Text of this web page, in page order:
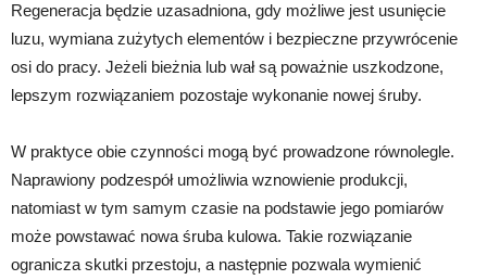
Regeneracja będzie uzasadniona, gdy możliwe jest usunięcie
luzu, wymiana zużytych elementów i bezpieczne przywrócenie
osi do pracy. Jeżeli bieżnia lub wał są poważnie uszkodzone,
lepszym rozwiązaniem pozostaje wykonanie nowej śruby.
W praktyce obie czynności mogą być prowadzone równolegle.
Naprawiony podzespół umożliwia wznowienie produkcji,
natomiast w tym samym czasie na podstawie jego pomiarów
może powstawać nowa śruba kulowa. Takie rozwiązanie
ogranicza skutki przestoju, a następnie pozwala wymienić